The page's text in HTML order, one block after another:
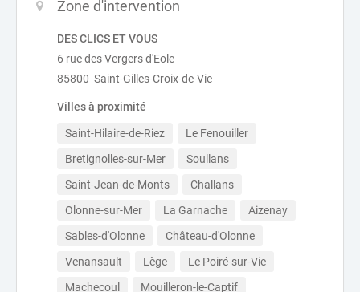
Zone d'intervention
DES CLICS ET VOUS
6 rue des Vergers d'Eole
85800 Saint-Gilles-Croix-de-Vie
Villes à proximité
Saint-Hilaire-de-Riez
Le Fenouiller
Bretignolles-sur-Mer
Soullans
Saint-Jean-de-Monts
Challans
Olonne-sur-Mer
La Garnache
Aizenay
Sables-d'Olonne
Château-d'Olonne
Venansault
Lège
Le Poiré-sur-Vie
Machecoul
Mouilleron-le-Captif